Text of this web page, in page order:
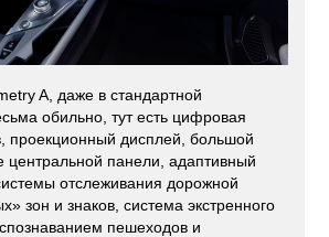
A, даже в стандартной
обильно, тут есть цифровая
проекционный дисплей, большой
центральной панели, адаптивный
отслеживания дорожной
зон и знаков, система экстренного
пешеходов и